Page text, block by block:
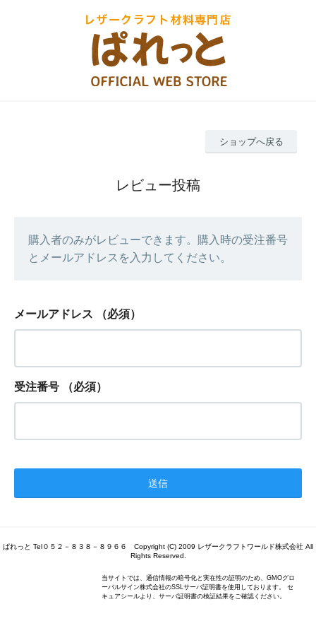
ショップへ戻る
レビュー投稿
購入者のみがレビューできます。購入時の受注番号
とメールアドレスを入力してください。
メールアドレス （必須）
受注番号 （必須）
ぱれっと Tel０５２－８３８－８９６６ Copyright (C) 2009 レザークラフトワールド株式会社 All
Rights Reserved.
当サイトでは、通信情報の暗号化と実在性の証明のため、GMOグロ
ーバルサイン株式会社のSSLサーバ証明書を使用しております。 セ
キュアシールより、サーバ証明書の検証結果をご確認ください。